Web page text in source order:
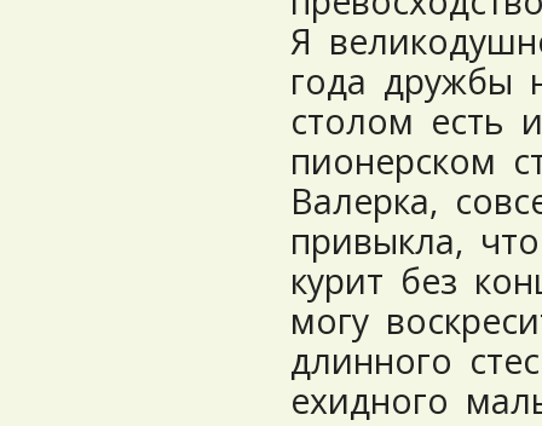
Я
года дружбы
столом есть
пионерском
Валерка,
привыкла,
курит без
могу
длинного
ехидного